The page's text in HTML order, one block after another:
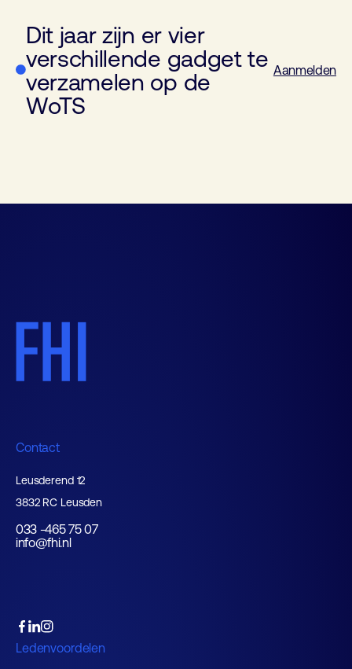
Dit jaar zijn er vier
verschillende gadget te
verzamelen op de
WoTS
Aanmelden
LEGO Gadget World of Industry
Robot
Gadget World of Electronics
EMI Sniffer
LEGO Gadget World of Laboratory
Microscope
LEGO Gadget World of Laboratory
Pipet
Contact
Leusderend 12
3832 RC Leusden
033 -465 75 07
info@fhi.nl
Ledenvoordelen